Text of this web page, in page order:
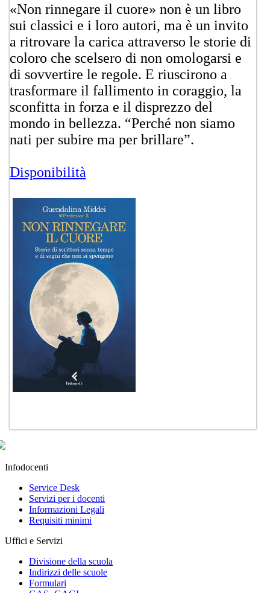
«Non rinnegare il cuore» non è un libro
sui classici e i loro autori, ma è un invito
a ritrovare la carica attraverso le storie di
coloro che scelsero di non omologarsi e
di sovvertire le regole. E riuscirono a
trasformare il fallimento in coraggio, la
sconfitta in forza e il disprezzo del
mondo in bellezza. “Perché non siamo
nati per subire ma per brillare”.
Disponibilità
Infodocenti
Service Desk
Servizi per i docenti
Informazioni Legali
Requisiti minimi
Uffici e Servizi
Divisione della scuola
Indirizzi delle scuole
Formulari